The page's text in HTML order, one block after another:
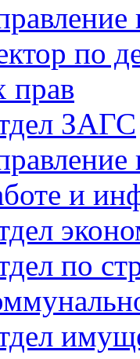
по
прав
ЗАГС
и
по